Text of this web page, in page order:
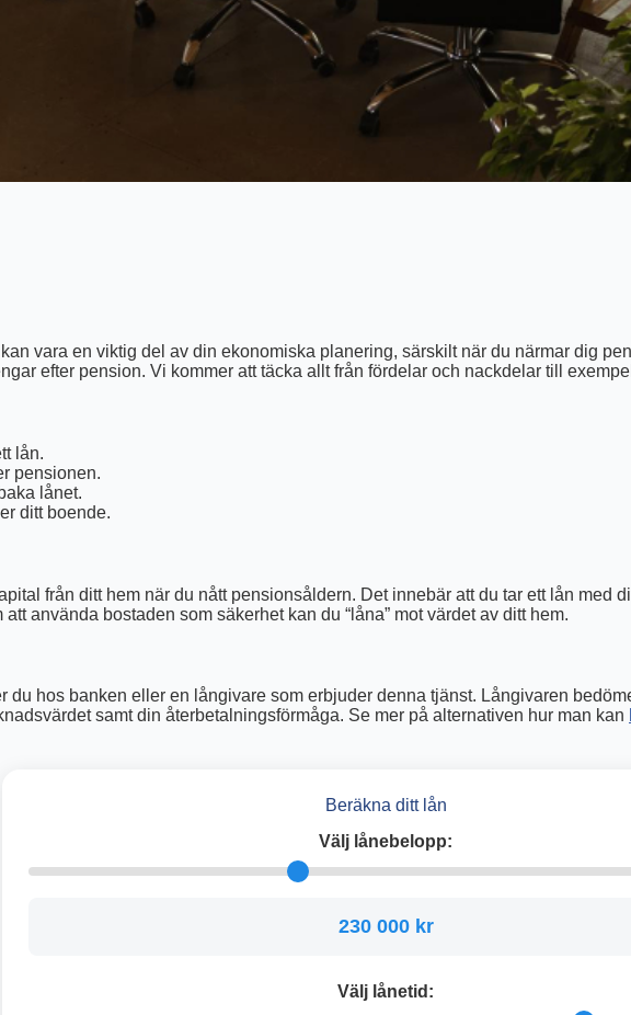
vara en viktig del av din ekonomiska planering, särskilt när du närmar dig
efter pension. Vi kommer att täcka allt från fördelar och nackdelar till
lån.
pensionen.
lånet.
ditt boende.
från ditt hem när du nått pensionsåldern. Det innebär att du tar ett lån med
använda bostaden som säkerhet kan du “låna” mot värdet av ditt hem.
du hos banken eller en långivare som erbjuder denna tjänst. Långivaren
samt din återbetalningsförmåga. Se mer på alternativen hur man kan
Beräkna ditt lån
Välj lånebelopp:
230 000 kr
Välj lånetid: